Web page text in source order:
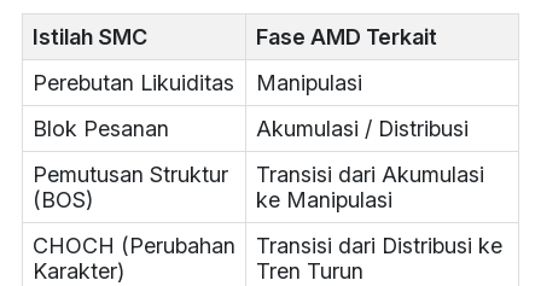
Istilah SMC
Fase AMD Terkait
Perebutan Likuiditas
Manipulasi
Blok Pesanan
Akumulasi / Distribusi
Pemutusan Struktur
(BOS)
Transisi dari Akumulasi
ke Manipulasi
CHOCH (Perubahan
Karakter)
Transisi dari Distribusi ke
Tren Turun